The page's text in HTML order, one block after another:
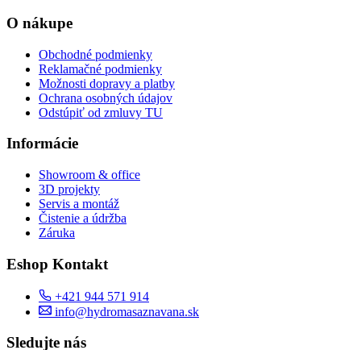
O nákupe
Obchodné podmienky
Reklamačné podmienky
Možnosti dopravy a platby
Ochrana osobných údajov
Odstúpiť od zmluvy TU
Informácie
Showroom & office
3D projekty
Servis a montáž
Čistenie a údržba
Záruka
Eshop Kontakt
+421 944 571 914
info@hydromasaznavana.sk
Sledujte nás